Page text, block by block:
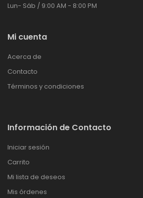
Lun- Sáb / 9:00 AM - 8:00 PM
Mi cuenta
Acerca de
Contacto
Términos y condiciones
Información de Contacto
Iniciar sesión
Carrito
Mi lista de deseos
Mis órdenes